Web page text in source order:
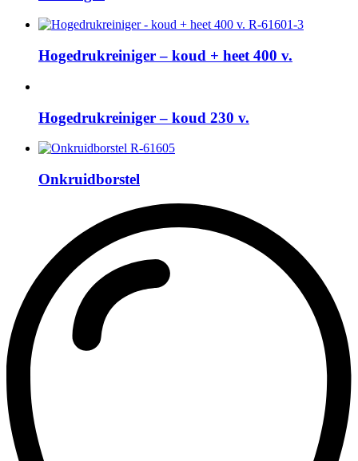
Hogedrukreiniger – koud + heet 400 v.
Hogedrukreiniger – koud 230 v.
Onkruidborstel